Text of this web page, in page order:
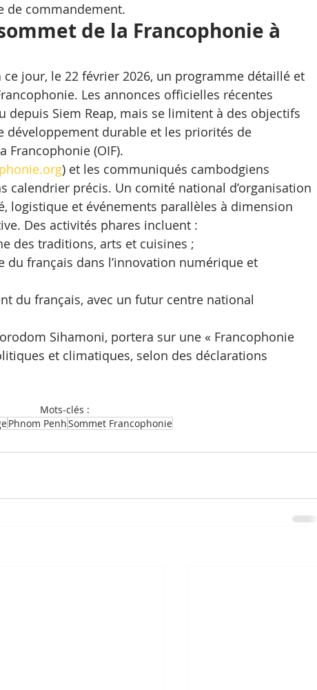
de commandement.
de la Francophonie à
ce jour, le 22 février 2026, un programme détaillé et
Les annonces officielles récentes
Siem Reap, mais se limitent à des objectifs
développement durable et les priorités de
Francophonie (OIF).
) et les communiqués cambodgiens
calendrier précis. Un comité national d’organisation
logistique et événements parallèles à dimension
Des activités phares incluent :
des traditions, arts et cuisines ;
du français dans l’innovation numérique et
du français, avec un futur centre national
Sihamoni, portera sur une « Francophonie
et climatiques, selon des déclarations
Mots-clés :
Phnom PenhSommet Francophonie